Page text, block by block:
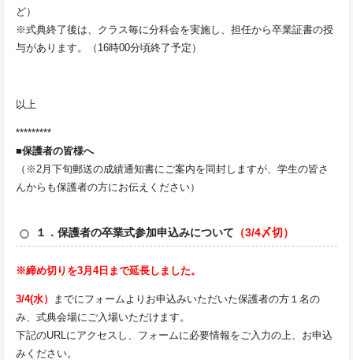
ど）
※式典終了後は、クラス毎に分科会を実施し、担任から卒業証書の授
与があります。（16時00分頃終了予定）
以上
*********
■保護者の皆様へ
（※2月下旬郵送の成績通知書にご案内を同封しますが、学生の皆さ
んからも保護者の方にお伝えください）
１．保護者の卒業式参加申込みについて （3/4〆切）
※締め切りを3月4日まで延長しました。
3/4(水）
までにフォームよりお申込みいただいた保護者の方１名の
み、式典会場にご入場いただけます。
下記のURLにアクセスし、フォームに必要情報をご入力の上、お申込
みください。